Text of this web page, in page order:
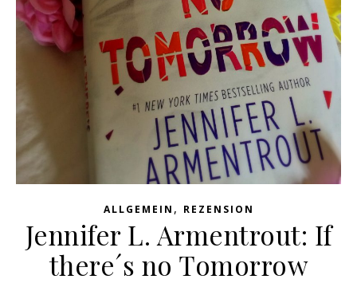
ALLGEMEIN , REZENSION
Jennifer L. Armentrout: If
there´s no Tomorrow